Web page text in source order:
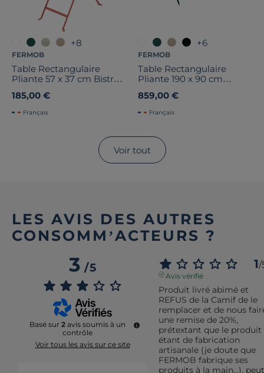
+8
FERMOB
Table Rectangulaire
Pliante 57 x 37 cm Bistro
185,00 €
Français
+6
FERMOB
Table Rectangulaire
Pliante 190 x 90 cm
859,00 €
Français
Voir tout
LES AVIS DES AUTRES
CONSOMM’ACTEURS ?
3/5
Basé sur 2 avis soumis à un
contrôle
Voir tous les avis sur ce site
1/
Avis vérifié
Produit livré abimé et
REFUS de la Camif de le
remplacer et de nous
une remise de 20%,
prétextant que le produit
étant de fabrication
artisanale (je doute que
FERMOB fabrique ses
produits à la main...), peut